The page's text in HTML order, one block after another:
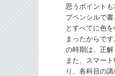
思うポイント
プペンシルで
とすべてに色
まったからで
の時期は、正解
また、スマー
り、各科目の